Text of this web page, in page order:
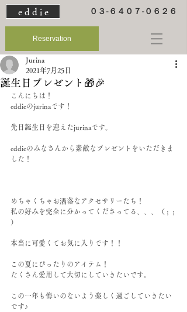
e d d i e ０３-６４０７-０６２６
Reservation
誕生日プレゼント🎁🎉
Jurina
2021年7月25日
こんにちは！
eddieのjurinaです！
先日誕生日を迎えたjurinaです。
eddieのみなさんから素敵なプレゼントをいただきま
した！
めちゃくちゃお洒落なアクセサリーたち！
私の好みを完全に分かってくださってる、、、（ ;  ;
）
本当に可愛くてお気に入りです！！
この夏にぴったりのアイテム！
たくさん愛用して大切にしていきたいです。
この一年も悔いのないよう楽しく過ごしていきたい
です♪